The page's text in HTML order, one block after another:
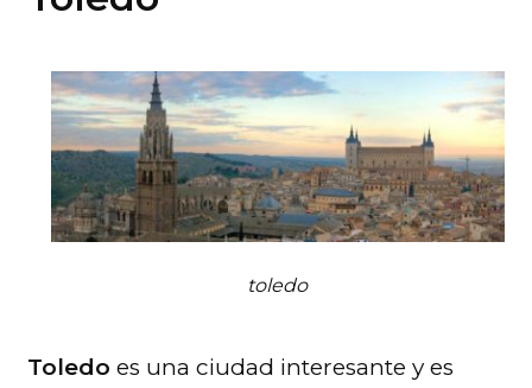
toledo
Toledoes una ciudad interesante y es